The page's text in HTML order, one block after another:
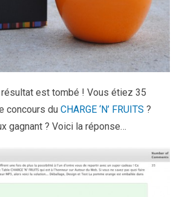
résultat est tombé ! Vous étiez 35
concours du CHARGE ‘N’ FRUITS ?
gagnant ? Voici la réponse…